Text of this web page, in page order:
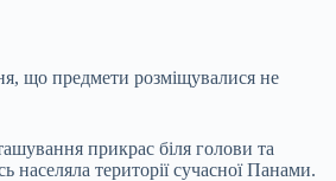
що предмети розміщувалися не
прикрас біля голови та
населяла території сучасної Панами.